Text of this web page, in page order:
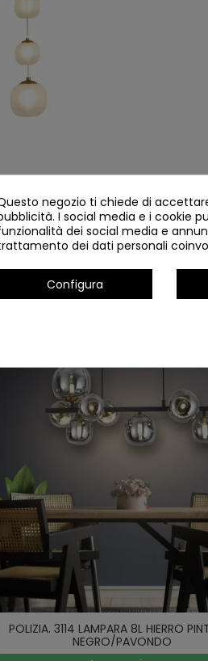
POLIZIA. 3114 LAMPARA 8L HIERRO
NEGRO/PAVONDO
negozio ti chiede di
I social media e i cookie
dei social media e
dei dati personali
Configura